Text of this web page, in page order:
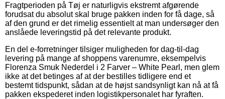
Fragtperioden på Tøj er naturligvis ekstremt afgørende
forudsat du absolut skal bruge pakken inden for få dage, så
af den grund er det rimelig essentielt at man undersøger den
anslåede leveringstid på det relevante produkt.
En del e-forretninger tilsiger muligheden for dag-til-dag
levering på mange af shoppens varenumre, eksempelvis
Florenza Smuk Nederdel i 2 Farver – White Pearl, men glem
ikke at det betinges af at der bestilles tidligere end et
bestemt tidspunkt, sådan at de højst sandsynligt kan nå at få
pakken ekspederet inden logistikpersonalet har fyraften.